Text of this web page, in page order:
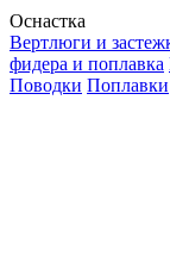
Оснастка
Вертлюги и
фидера и поплавка
Поводки Поплавки